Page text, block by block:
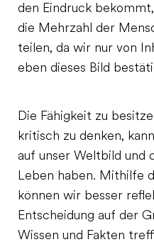
den Eindruck
die Mehrzahl der
teilen, da wir nur von
eben dieses Bild
Die Fähigkeit zu
kritisch zu denken,
auf unser Weltbild und
Leben haben. Mithilfe
können wir besser
Entscheidung auf der
Wissen und Fakten